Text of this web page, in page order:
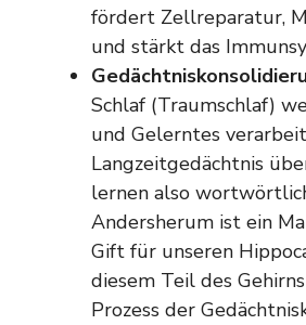
fördert Zellreparatur,
und stärkt das
Schlaf (Traumschlaf)
und Gelerntes
Langzeitgedächtnis
lernen also
Andersherum ist ein
Gift für unseren
diesem Teil des
Prozess der